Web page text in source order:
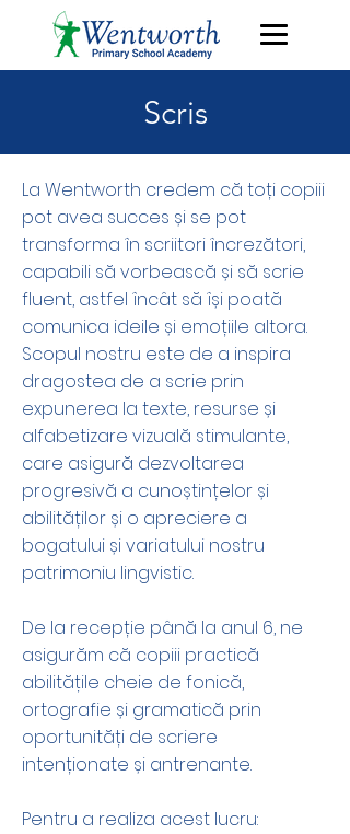
Scris
La Wentworth credem că toți copiii
pot avea succes și se pot
transforma în scriitori încrezători,
capabili să vorbească și să scrie
fluent, astfel încât să își poată
comunica ideile și emoțiile altora.
Scopul nostru este de a inspira
dragostea de a scrie prin
expunerea la texte, resurse și
alfabetizare vizuală stimulante,
care asigură dezvoltarea
progresivă a cunoștințelor și
abilităților și o apreciere a
bogatului și variatului nostru
patrimoniu lingvistic.
De la recepție până la anul 6, ne
asigurăm că copiii practică
abilitățile cheie de fonică,
ortografie și gramatică prin
oportunități de scriere
intenționate și antrenante.
Pentru a realiza acest lucru: